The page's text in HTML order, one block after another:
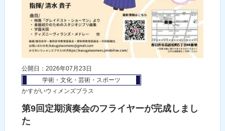
公開日：2026年07月23日
学術・文化・芸術・スポーツ
かすがいウィメンズブラス
第9回定期演奏会のフライヤーが完成しまし
た